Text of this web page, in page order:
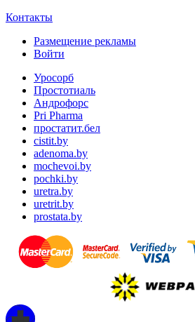
Контакты
Размещение рекламы
Войти
Уросорб
Простотиаль
Андрофорс
Pri Pharma
простатит.бел
cistit.by
adenoma.by
mochevoi.by
pochki.by
uretra.by
uretrit.by
prostata.by